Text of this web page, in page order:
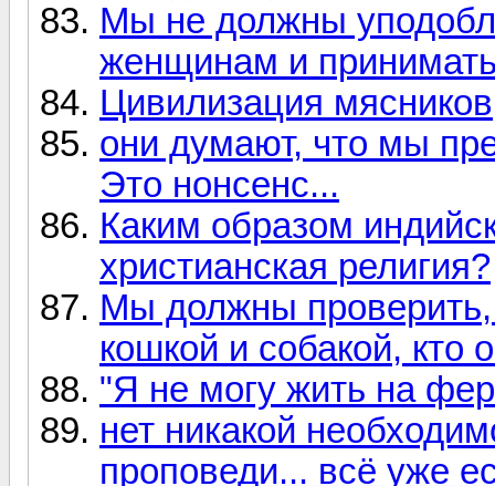
Мы не должны
женщинам и
Цивилизация мясников
они думают, что мы
Это нонсенс...
Каким образом
христианская религия?
Мы должны проверить,
кошкой и собакой, кто
"Я не могу жить на
нет никакой
проповеди... всё уже